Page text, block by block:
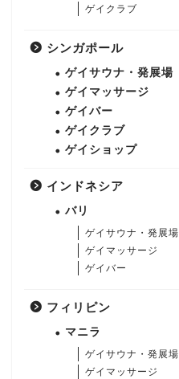
ゲイクラブ
シンガポール
ゲイサウナ・発展場
ゲイマッサージ
ゲイバー
ゲイクラブ
ゲイショップ
インドネシア
バリ
ゲイサウナ・発展場
ゲイマッサージ
ゲイバー
フィリピン
マニラ
ゲイサウナ・発展場
ゲイマッサージ